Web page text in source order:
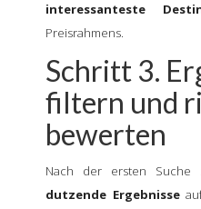
interessanteste
Preisrahmens.
Schritt 3.
filtern und
bewerten
Nach der ersten Suche
dutzende Ergebnisse